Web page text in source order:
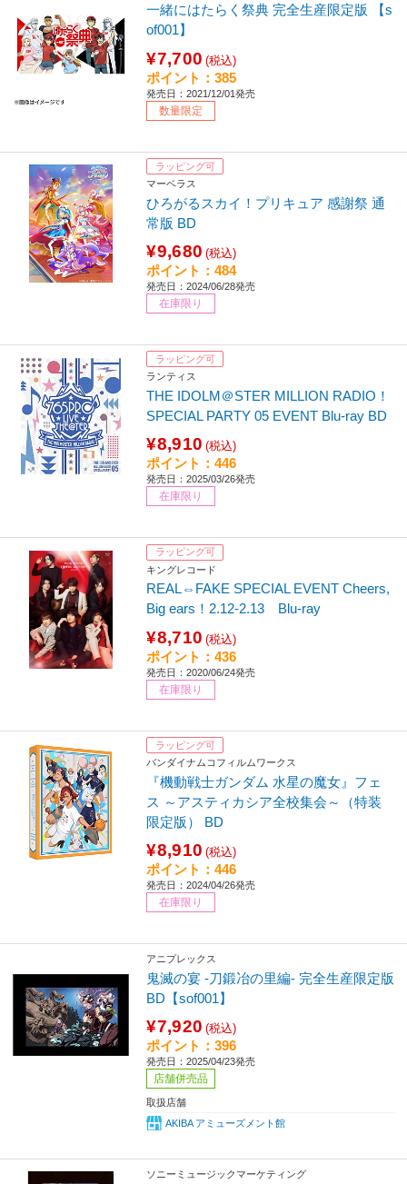
一緒にはたらく祭典 完全生産限定版 【s
of001】
¥7,700 (税込)
ポイント：385
発売日：2021/12/01発売
数量限定
ラッピング可
マーベラス
ひろがるスカイ！プリキュア 感謝祭 通
常版 BD
¥9,680 (税込)
ポイント：484
発売日：2024/06/28発売
在庫限り
ラッピング可
ランティス
THE IDOLM＠STER MILLION RADIO！
SPECIAL PARTY 05 EVENT Blu-ray BD
¥8,910 (税込)
ポイント：446
発売日：2025/03/26発売
在庫限り
ラッピング可
キングレコード
REAL⇔FAKE SPECIAL EVENT Cheers,
Big ears！2.12-2.13 Blu-ray
¥8,710 (税込)
ポイント：436
発売日：2020/06/24発売
在庫限り
ラッピング可
バンダイナムコフィルムワークス
『機動戦士ガンダム 水星の魔女』フェ
ス ～アスティカシア全校集会～（特装
限定版） BD
¥8,910 (税込)
ポイント：446
発売日：2024/04/26発売
在庫限り
アニプレックス
鬼滅の宴 -刀鍛冶の里編- 完全生産限定版
BD【sof001】
¥7,920 (税込)
ポイント：396
発売日：2025/04/23発売
店舗併売品
取扱店舗
AKIBA アミューズメント館
ソニーミュージックマーケティング